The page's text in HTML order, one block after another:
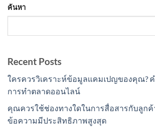
ค้นหา
Recent Posts
ใครควรวิเคราะห์ข้อมูลแคมเปญของคุณ?
การทำตลาดออนไลน์
คุณควรใช้ช่องทางใดในการสื่อสารกับลูกค้
ข้อความมีประสิทธิภาพสูงสุด